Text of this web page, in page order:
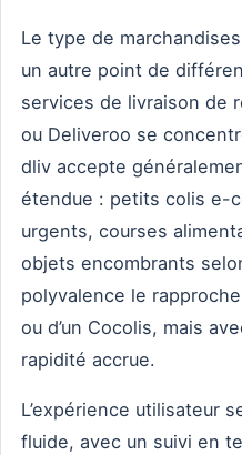
Le type de
un autre point de
services de livraison de
ou Deliveroo se
dliv accepte
étendue : petits colis e-
urgents, courses
objets encombrants
polyvalence le
ou d’un Cocolis, mais
rapidité accrue.
L’expérience utilisateur
fluide, avec un suivi en